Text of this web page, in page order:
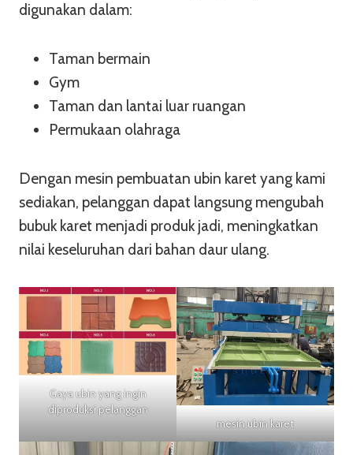
digunakan dalam:
Taman bermain
Gym
Taman dan lantai luar ruangan
Permukaan olahraga
Dengan mesin pembuatan ubin karet yang kami
sediakan, pelanggan dapat langsung mengubah
bubuk karet menjadi produk jadi, meningkatkan
nilai keseluruhan dari bahan daur ulang.
Gaya ubin yang ingin
diproduksi pelanggan
mesin ubin karet